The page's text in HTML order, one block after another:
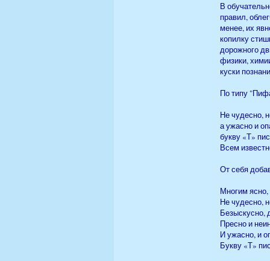
В
правил,
менее, их
копилку
дорожного
физики,
куски
По типу
Не чудесно,
а ужасно и
букву «Т»
Всем
От себя
Многим ясно,
Не чудесно,
Безыскусно,
Пресно и
И ужасно, и
Букву «Т»